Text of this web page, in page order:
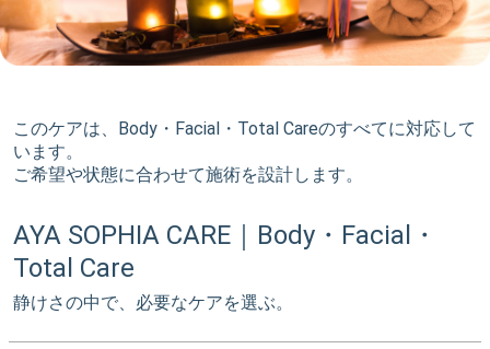
このケアは、Body・Facial・Total Careのすべてに対応して
います。
ご希望や状態に合わせて施術を設計します。
AYA SOPHIA CARE｜Body・Facial・
Total Care
静けさの中で、必要なケアを選ぶ。